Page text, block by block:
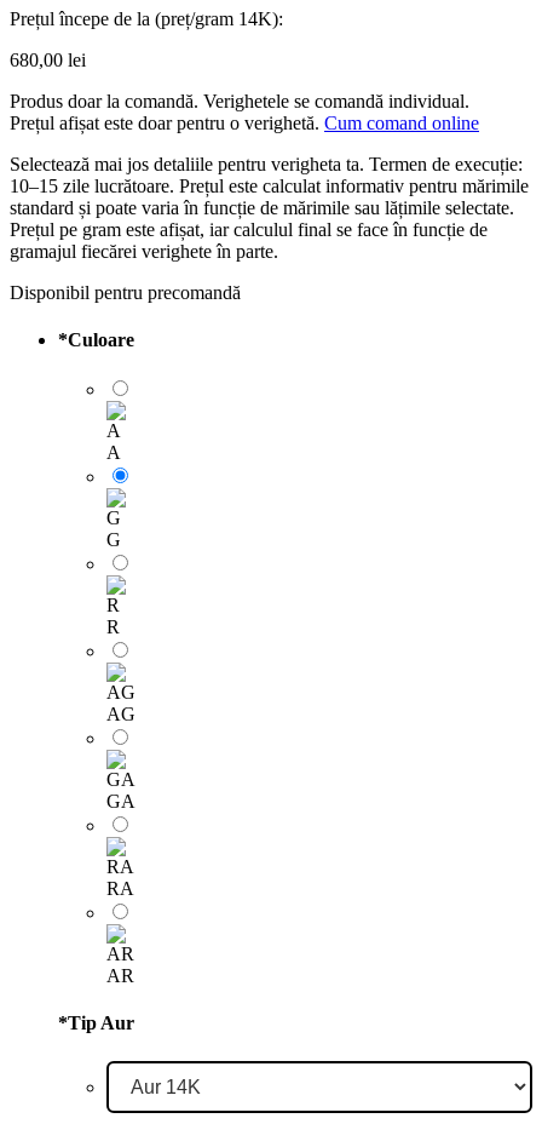
Prețul începe de la (preț/gram 14K):
680,00 lei
Produs doar la comandă. Verighetele se comandă individual.
Prețul afișat este doar pentru o verighetă. Cum comand online
Selectează mai jos detaliile pentru verigheta ta. Termen de execuție:
10–15 zile lucrătoare. Prețul este calculat informativ pentru mărimile
standard și poate varia în funcție de mărimile sau lățimile selectate.
Prețul pe gram este afișat, iar calculul final se face în funcție de
gramajul fiecărei verighete în parte.
Disponibil pentru precomandă
*Culoare
A
G
R
AG
GA
RA
AR
*Tip Aur